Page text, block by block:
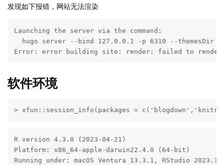
发现如下报错，网站无法渲染
Launching the server via the command:
hugo server --bind 127.0.0.1 -p 6310 --themesDir
Error: error building site: render: failed to render
软件环境
> xfun::session_info(packages =
R version 4.3.0 (2023-04-21)
Platform: x86_64-apple-darwin22.4.0 (64-bit)
Running under: macOS Ventura 13.3.1, RStudio